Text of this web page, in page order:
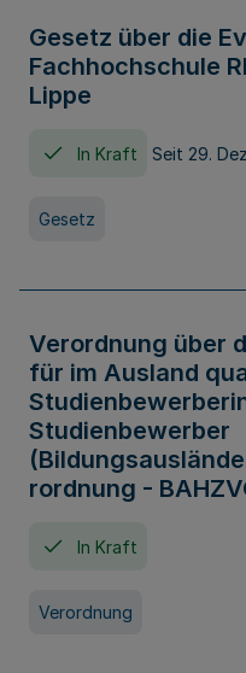
Gesetz über die
Fachhochschule
Lippe
In Kraft Seit 29.
Gesetz
Verordnung über
für im Ausland
Studienbewerber
rordnung -
In Kraft
Verordnung